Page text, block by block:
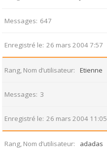
Messages 647
Enregistré le 26 mars 2004 7:57
Rang, Nom d’utilisateur Etienne
Messages 3
Enregistré le 26 mars 2004 11:05
Rang, Nom d’utilisateur adadas